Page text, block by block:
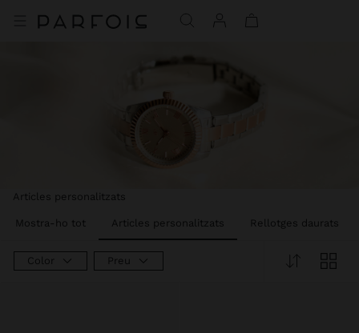
Articles personalitzats
Mostra-ho tot Articles personalitzats Rellotges daurats
Color Preu